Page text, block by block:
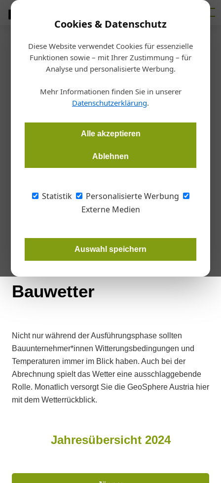
Cookies & Datenschutz
Diese Website verwendet Cookies für essenzielle
Funktionen sowie – mit Ihrer Zustimmung – für
Analyse und personalisierte Werbung.
Mehr Informationen finden Sie in unserer
Datenschutzerklärung.
Alle akzeptieren
Ablehnen
Statistik
Personalisierte Werbung
Externe Medien
Auswahl speichern
Bauwetter
Nicht nur während der Ausführungsphase sollten
Bauunternehmer*innen Witterungsbedingungen und
Temperaturen immer im Blick haben. Auch bei der
Abrechnung spielt das Wetter eine ausschlaggebende
Rolle. Monatlich versorgt Sie die GeoSphere Austria hier
mit dem Wetterrückblick.
Jahresübersicht 2024